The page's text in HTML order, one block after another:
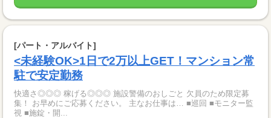
[パート・アルバイト]
<未経験OK>1日で2万以上GET！マンション常
駐で安定勤務
快適さ◎◎◎ 稼げる◎◎◎ 施設警備のおしごと 欠員のため限定募
集！ お早めにご応募ください。 主なお仕事は… ■巡回 ■モニター監
視 ■施錠・開...